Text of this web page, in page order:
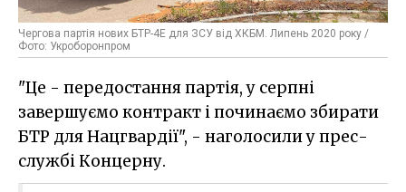
Чергова партія нових БТР-4Е для ЗСУ від ХКБМ. Липень 2020 року /
Фото: Укроборонпром
"Це - передостання партія, у серпні
завершуємо контракт і починаємо збирати
БТР для Нацгвардії", - наголосили упрес-
службі Концерну.